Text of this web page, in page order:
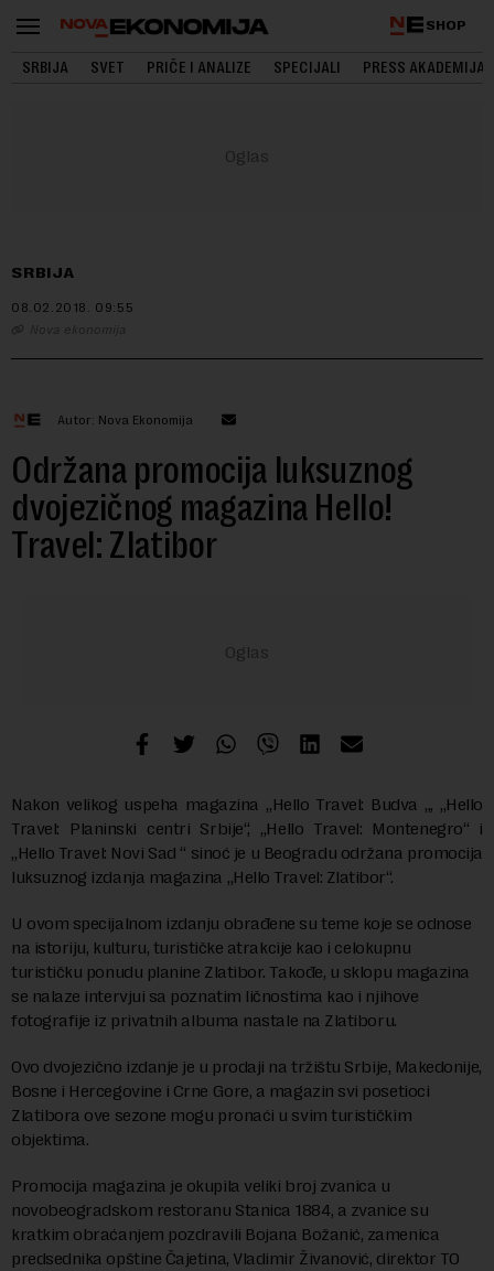
SHOP
SRBIJA SVET PRIČE I ANALIZE SPECIJALI PRESS AKADEMIJA
SRBIJA
08.02.2018. 09:55
Nova ekonomija
Autor: Nova Ekonomija
Održana promocija luksuznog
dvojezičnog magazina Hello!
Travel: Zlatibor
Nakon velikog uspeha magazina „Hello Travel: Budva „, „Hello
Travel: Planinski centri Srbije“, „Hello Travel: Montenegro“ i
„Hello Travel: Novi Sad “ sinoć je u Beogradu održana promocija
luksuznog izdanja magazina „Hello Travel: Zlatibor“.
U ovom specijalnom izdanju obrađene su teme koje se odnose
na istoriju, kulturu, turističke atrakcije kao i celokupnu
turističku ponudu planine Zlatibor. Takođe, u sklopu magazina
se nalaze intervjui sa poznatim ličnostima kao i njihove
fotografije iz privatnih albuma nastale na Zlatiboru.
Ovo dvojezično izdanje je u prodaji na tržištu Srbije, Makedonije,
Bosne i Hercegovine i Crne Gore, a magazin svi posetioci
Zlatibora ove sezone mogu pronaći u svim turističkim
objektima.
Promocija magazina je okupila veliki broj zvanica u
novobeogradskom restoranu Stanica 1884, a zvanice su
kratkim obraćanjem pozdravili Bojana Božanić, zamenica
predsednika opštine Čajetina, Vladimir Živanović, direktor TO